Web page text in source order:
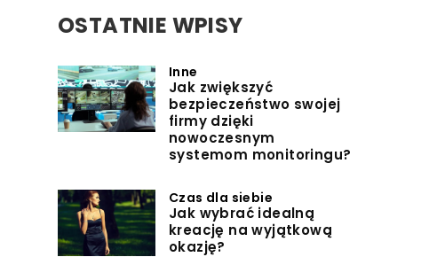
OSTATNIE WPISY
Inne
Jak zwiększyć
bezpieczeństwo swojej
firmy dzięki
nowoczesnym
systemom monitoringu?
Czas dla siebie
Jak wybrać idealną
kreację na wyjątkową
okazję?